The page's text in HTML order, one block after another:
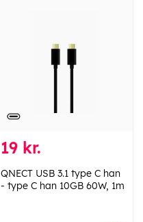
19 kr.
QNECT USB 3.1 type C han
- type C han 10GB 60W, 1m